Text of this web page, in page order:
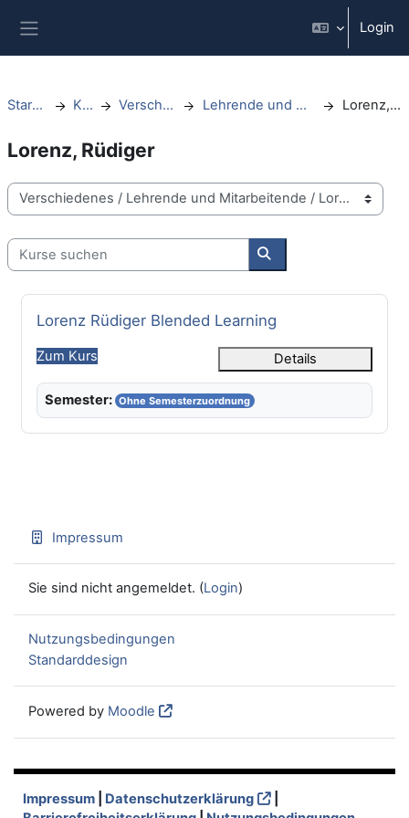
Login
Startseite Kurse Verschiedenes Lehrende und Mitarbeitende Lorenz, Rüdiger
Lorenz, Rüdiger
Kursbereiche
Kurse suchen
Kurse suchen
Kursname
Lorenz Rüdiger Blended Learning
Zum Kurs Details
Semester: Ohne Semesterzuordnung
Impressum
Sie sind nicht angemeldet. (Login)
Nutzungsbedingungen
Standarddesign
Powered by Moodle
Impressum Datenschutzerklärung